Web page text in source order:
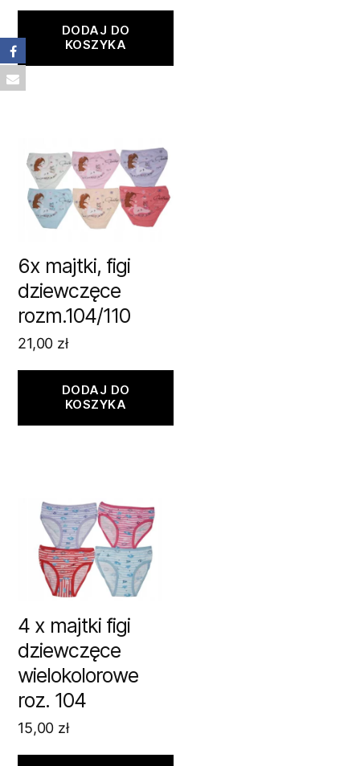
DODAJ DO
KOSZYKA
6x majtki, figi
dziewczęce
rozm.104/110
21,00 zł
DODAJ DO
KOSZYKA
4 x majtki figi
dziewczęce
wielokolorowe
roz. 104
15,00 zł